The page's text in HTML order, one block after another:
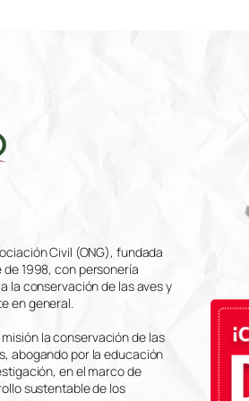
Civil (ONG), fundada
de 1998, con personería
la conservación de las aves y
en general.
la conservación de las
abogando por la educación
en el marco de
sustentable de los